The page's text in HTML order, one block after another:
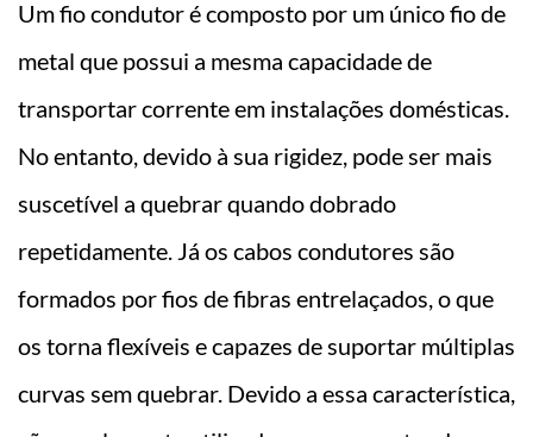
Um fio condutor é composto por um único fio de
metal que possui a mesma capacidade de
transportar corrente em instalações domésticas.
No entanto, devido à sua rigidez, pode ser mais
suscetível a quebrar quando dobrado
repetidamente. Já os cabos condutores são
formados por fios de fibras entrelaçados, o que
os torna flexíveis e capazes de suportar múltiplas
curvas sem quebrar. Devido a essa característica,